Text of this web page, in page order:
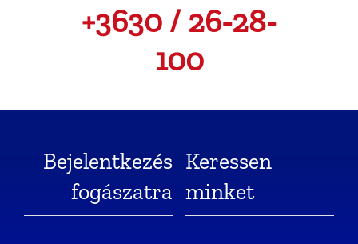
+3630 / 26-28-
100
Bejelentkezés
fogászatra
Keressen
minket